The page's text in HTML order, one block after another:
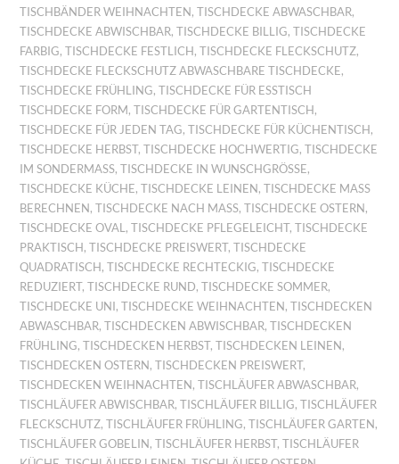
TISCHBÄNDER WEIHNACHTEN,TISCHDECKE ABWASCHBAR,
TISCHDECKE ABWISCHBAR,TISCHDECKE BILLIG,TISCHDECKE
FARBIG,TISCHDECKE FESTLICH,TISCHDECKE FLECKSCHUTZ,
TISCHDECKE FLECKSCHUTZ ABWASCHBARE TISCHDECKE,
TISCHDECKE FRÜHLING,TISCHDECKE FÜR ESSTISCH
TISCHDECKE FORM,TISCHDECKE FÜR GARTENTISCH,
TISCHDECKE FÜR JEDEN TAG,TISCHDECKE FÜR KÜCHENTISCH,
TISCHDECKE HERBST,TISCHDECKE HOCHWERTIG,TISCHDECKE
IM SONDERMASS ,TISCHDECKE IN WUNSCHGRÖSSE ,
TISCHDECKE KÜCHE,TISCHDECKE LEINEN,TISCHDECKE MASS B
ERECHNEN
,TISCHDECKE NACH MASS ,TISCHDECKE OSTERN,
TISCHDECKE OVAL ,TISCHDECKE PFLEGELEICHT,TISCHDECKE
PRAKTISCH,TISCHDECKE PREISWERT,TISCHDECKE
QUADRATISCH,TISCHDECKE RECHTECKIG,TISCHDECKE
REDUZIERT,TISCHDECKE RUND,TISCHDECKE SOMMER,
TISCHDECKE UNI,TISCHDECKE WEIHNACHTEN,TISCHDECKEN
ABWASCHBAR,TISCHDECKEN ABWISCHBAR,TISCHDECKEN
FRÜHLING,TISCHDECKEN HERBST,TISCHDECKEN LEINEN,
TISCHDECKEN OSTERN,TISCHDECKEN PREISWERT,
TISCHDECKEN WEIHNACHTEN,TISCHLÄUFER ABWASCHBAR,
TISCHLÄUFER ABWISCHBAR,TISCHLÄUFER BILLIG,TISCHLÄUFER
FLECKSCHUTZ,TISCHLÄUFER FRÜHLING,TISCHLÄUFER GARTEN,
TISCHLÄUFER GOBELIN,TISCHLÄUFER HERBST,TISCHLÄUFER